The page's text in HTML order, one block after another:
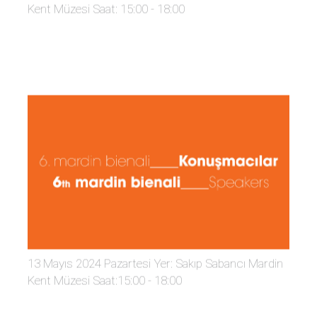
Kent Müzesi Saat: 15:00 - 18:00
13 Mayıs 2024 Pazartesi Yer: Sakıp Sabancı Mardin
Kent Müzesi Saat:15:00 - 18:00